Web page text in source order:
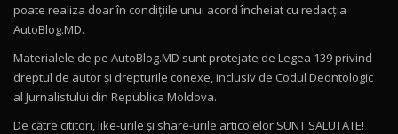
11
Noul Volvo ES90 / Test Drive AutoBlog.MD
12
Noul MG HS / Test Drive AutoBlog.MD
16:48
poate realiza doar în condițiile unui acord încheiat cu redacţia
AutoBlog.MD.
Materialele de pe AutoBlog.MD sunt protejate de Legea 139 privind
dreptul de autor și drepturile conexe, inclusiv de Codul Deontologic
al Jurnalistului din Republica Moldova.
De către cititori, like-urile şi share-urile articolelor SUNT SALUTATE!